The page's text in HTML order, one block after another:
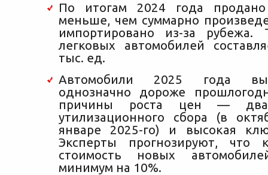
По итогам 2024 года продано
меньше, чем суммарно
импортировано из-за рубежа.
легковых автомобилей
тыс. ед.
Автомобили 2025 года
однозначно дороже
причины роста цен —
утилизационного сбора (в
январе 2025-го) и высокая
Эксперты прогнозируют, что
стоимость новых
минимум на 10%.